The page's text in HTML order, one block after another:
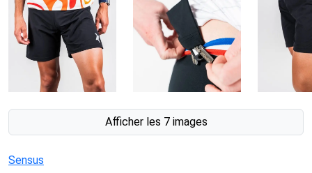
Afficher les 7 images
Sensus